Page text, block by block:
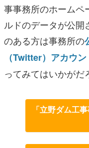
事事務所のホームペ
ルドのデータが公開
のある方は事務所の
（Twitter）アカウン
ってみてはいかがだ
「立野ダム工